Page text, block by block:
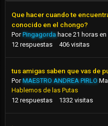
Que hacer cuando te
conocido en el chongo?
PorPingagorda hace 21 horas en
12 respuestas 406 visitas
tus amigas saben que vas de
PorMAESTRO ANDREA PIRLO
Hablemos de las Putas
12 respuestas 1332 visitas